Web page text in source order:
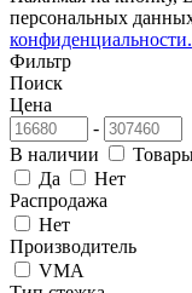
персональных
конфиденциальности.
Фильтр
Поиск
Цена
-
В наличии
Да
Нет
Распродажа
Нет
Производитель
VMA